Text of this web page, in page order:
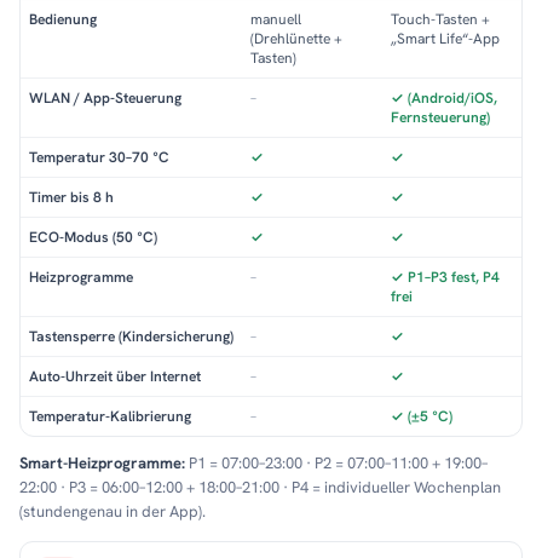
Bedienung
manuell
(Drehlünette +
Tasten)
Touch-Tasten +
„Smart Life“-App
WLAN / App-Steuerung –
✓ (Android/iOS,
Fernsteuerung)
Temperatur 30–70 °C ✓ ✓
Timer bis 8 h ✓ ✓
ECO-Modus (50 °C) ✓ ✓
Heizprogramme –
✓ P1–P3 fest, P4
frei
Tastensperre (Kindersicherung) – ✓
Auto-Uhrzeit über Internet – ✓
Temperatur-Kalibrierung – ✓ (±5 °C)
Smart-Heizprogramme: P1 = 07:00–23:00 · P2 = 07:00–11:00 + 19:00–
22:00 · P3 = 06:00–12:00 + 18:00–21:00 · P4 = individueller Wochenplan
(stundengenau in der App).